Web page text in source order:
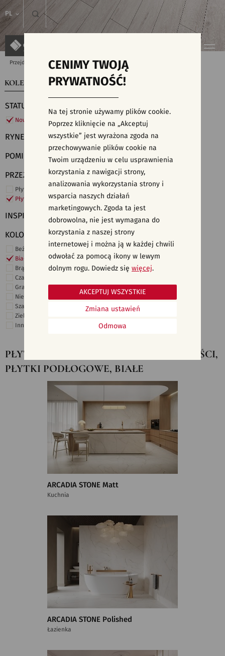
PL
Przejdź do strony głównej Kolekcje
KOLEKCJE WYSZUKIWARKA PŁYTEK
STATUS
Nowości
RYNEK
POMIESZCZENIE
PRZEZNACZENIE
Płytki ścienne
Płytki podłogowe
INSPIRACJE
KOLORY
Beżowe
Białe
Brązowe
Czarne
Grafitowe
Niebieskie
Szare
Zielone
Inne
PŁYTKI CERAMICZNE, KAFELKI - NOWOŚCI,
PŁYTKI PODŁOGOWE, BIAŁE
ARCADIA STONE Matt
Kuchnia
ARCADIA STONE Polished
Łazienka
CENIMY TWOJĄ
PRYWATNOŚĆ!
Na tej stronie używamy plików cookie.
Poprzez kliknięcie na „Akceptuj
wszystkie” jest wyrażona zgoda na
przechowywanie plików cookie na
Twoim urządzeniu w celu usprawnienia
korzystania z nawigacji strony,
analizowania wykorzystania strony i
wsparcia naszych działań
marketingowych. Zgoda ta jest
dobrowolna, nie jest wymagana do
korzystania z naszej strony
internetowej i można ją w każdej chwili
odwołać za pomocą ikony w lewym
dolnym rogu. Dowiedz się więcej.
Odmowa
Zmiana ustawień
AKCEPTUJ WSZYSTKIE